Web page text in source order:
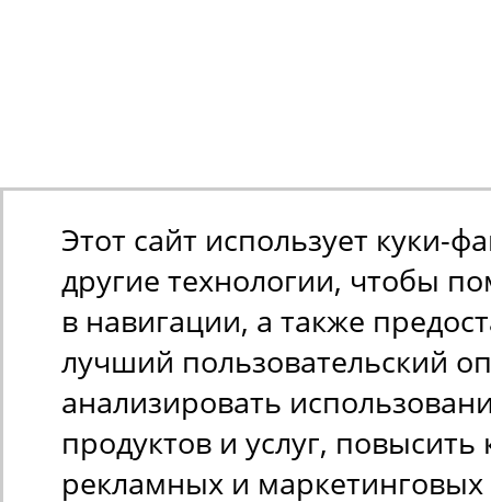
Этот сайт использует куки-
другие технологии, чтобы
в навигации, а также
лучший пользовательский
анализировать
продуктов и услуг, повысить
рекламных и маркетинговых